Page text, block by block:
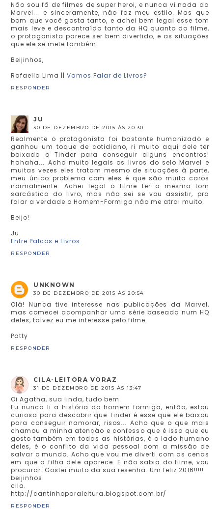
Não sou fã de filmes de super heroi, e nunca vi nada da
Marvel... e sinceramente, não faz meu estilo. Mas que
bom que você gosta tanto, e achei bem legal esse tom
mais leve e descontraído tanto da HQ quanto do filme,
o protagonista parece ser bem divertido, e as situações
que ele se mete também.
Beijinhos,
Rafaella Lima ||Vamos Falar de Livros?
RESPONDER
JU
30 DE DEZEMBRO DE 2015 ÀS 20:30
Realmente o protagonista foi bastante humanizado e
ganhou um toque de cotidiano, ri muito aqui dele ter
baixado o Tinder para conseguir alguns encontros!
hahaha... Acho muito legais os livros do selo Marvel e
muitas vezes eles tratam mesmo de situações à parte,
meu único problema com eles é que são muito caros
normalmente. Achei legal o filme ter o mesmo tom
sarcástico do livro, mas não sei se vou assistir, pra
falar a verdade o Homem-Formiga não me atrai muito.
Beijo!
Ju
Entre Palcos e Livros
RESPONDER
UNKNOWN
30 DE DEZEMBRO DE 2015 ÀS 20:54
Olá! Nunca tive interesse nas publicações da Marvel,
mas comecei acompanhar uma série baseada num HQ
deles, talvez eu me interesse pelo filme.
Patty
RESPONDER
CILA-LEITORA VORAZ
31 DE DEZEMBRO DE 2015 ÀS 13:47
Oi Agatha, sua linda, tudo bem
Eu nunca li a história do homem formiga, então, estou
curiosa para descobrir que Tinder é esse que ele baixou
para conseguir namorar, risos... Acho que o que mais
chamou a minha atenção e confesso que é isso que eu
gosto também em todas as histórias, é o lado humano
deles, é o conflito da vida pessoal com a missão de
salvar o mundo. Acho que vou me diverti com as cenas
em que a filha dele aparece. E não sabia do filme, vou
procurar. Gostei muito da sua resenha. Um feliz 2016!!!!!
beijinhos.
cila.
http://cantinhoparaleitura.blogspot.com.br/
RESPONDER